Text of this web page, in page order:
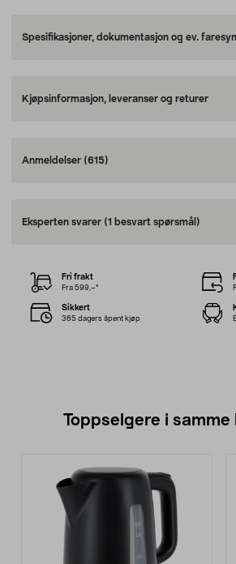
Spesifikasjoner, dokumentasjon og ev.
Kjøpsinformasjon, leveranser og returer
Anmeldelser (615)
Eksperten svarer (1 besvart spørsmål)
Fri frakt
Fra 599,–*
Sikkert
365 dagers åpent kjøp
Toppselgere i